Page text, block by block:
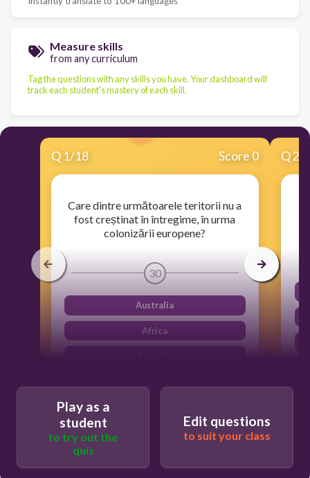
Measure skills
from any curriculum
Tag the questions with any skills you have. Your dashboard will
track each student's mastery of each skill.
Q 1/18 Score 0
Care dintre următoarele teritorii nu a
fost creștinat în întregime, în urma
colonizării europene?
30
Australia
Africa
Q2
Play as a
student
to try out the
quiz
Edit questions
to suit your class